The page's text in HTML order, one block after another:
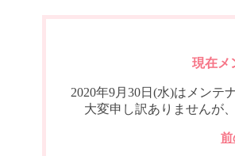
現在メ
2020年9月30日(水)はメンテ
大変申し訳ありませんが
前